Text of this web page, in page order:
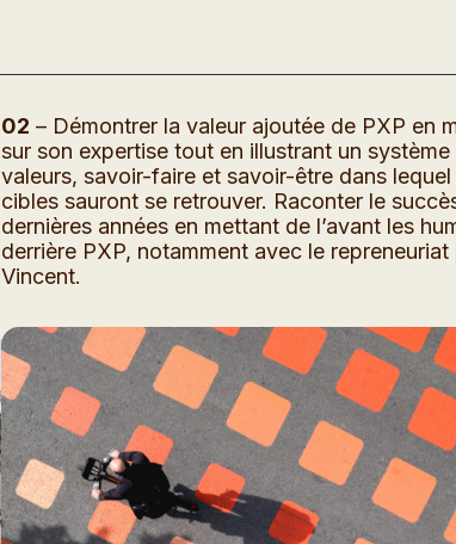
02 – Démontrer la valeur ajoutée de PXP en
sur son expertise tout en illustrant un système
valeurs, savoir-faire et savoir-être dans lequel
cibles sauront se retrouver. Raconter le
dernières années en mettant de l’avant les
derrière PXP, notamment avec le repreneuriat
Vincent.